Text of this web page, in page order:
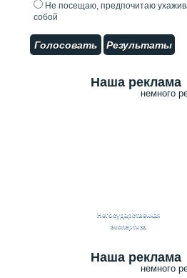
Не посещаю, предпочитаю
собой
Голосовать Результаты
Наша реклама
немного
Негосударственная
экспертиза
Наша реклама
немного